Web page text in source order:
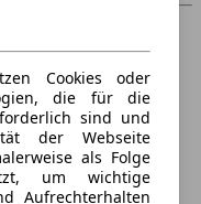
Cookies oder
die für die
sind und
der Webseite
als Folge
um wichtige
Aufrechterhalten